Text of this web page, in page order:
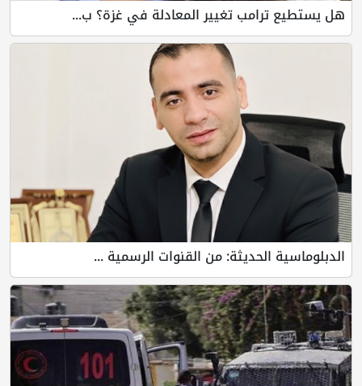
هل يستطيع ترامب تغيير المعادلة في غزة؟ ب...
الدبلوماسية الحديثة: من القنوات الرسمية ...